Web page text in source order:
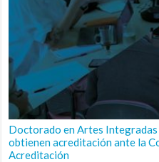
Doctorado en Artes
obtienen acreditación ante la
Acreditación